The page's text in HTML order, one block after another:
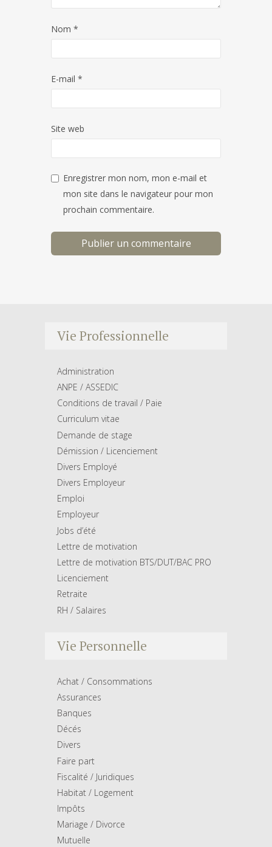
Nom *
E-mail *
Site web
Enregistrer mon nom, mon e-mail et
mon site dans le navigateur pour mon
prochain commentaire.
Vie Professionnelle
Administration
ANPE / ASSEDIC
Conditions de travail / Paie
Curriculum vitae
Demande de stage
Démission / Licenciement
Divers Employé
Divers Employeur
Emploi
Employeur
Jobs d’été
Lettre de motivation
Lettre de motivation BTS/DUT/BAC PRO
Licenciement
Retraite
RH / Salaires
Vie Personnelle
Achat / Consommations
Assurances
Banques
Décés
Divers
Faire part
Fiscalité / Juridiques
Habitat / Logement
Impôts
Mariage / Divorce
Mutuelle